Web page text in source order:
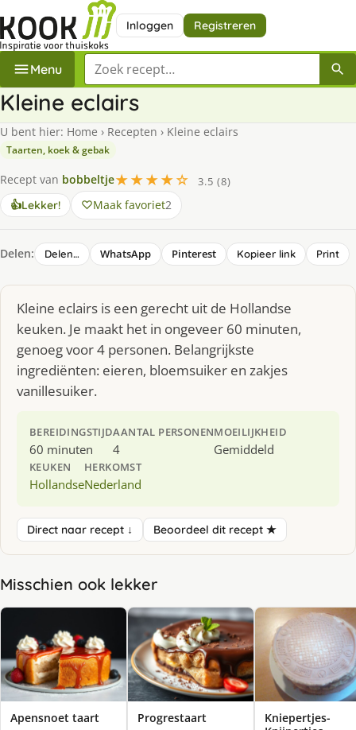
Inloggen Registreren
Menu Zoek een recept
Kleine eclairs
U bent hier: Home › Recepten › Kleine eclairs
Taarten, koek & gebak
Recept van bobbeltje★★★★☆
3.5 (8)
👍Lekker! Maak favoriet2
Delen: Delen… WhatsApp Pinterest Kopieer link Print
Kleine eclairs is een gerecht uit de Hollandse
keuken. Je maakt het in ongeveer 60 minuten,
genoeg voor 4 personen. Belangrijkste
ingrediënten: eieren, bloemsuiker en zakjes
vanillesuiker.
BEREIDINGSTIJD
60 minuten
AANTAL PERSONEN
4
MOEILIJKHEID
Gemiddeld
KEUKEN
Hollandse
HERKOMST
Nederland
Direct naar recept ↓ Beoordeel dit recept ★
Misschien ook lekker
Apensnoet taart Progrestaart
Kniepertjes-